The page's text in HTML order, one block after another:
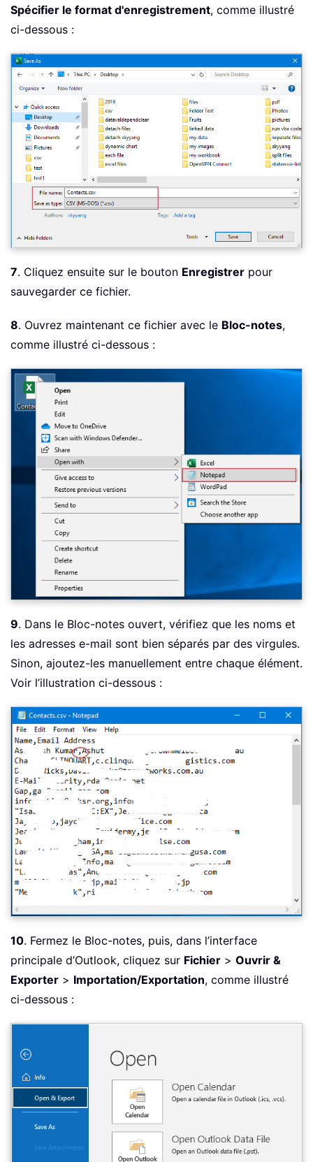
Spécifier le format d'enregistrement, comme illustré
ci-dessous :
7. Cliquez ensuite sur le bouton Enregistrer pour
sauvegarder ce fichier.
8. Ouvrez maintenant ce fichier avec le Bloc-notes,
comme illustré ci-dessous :
9. Dans le Bloc-notes ouvert, vérifiez que les noms et
les adresses e-mail sont bien séparés par des virgules.
Sinon, ajoutez-les manuellement entre chaque élément.
Voir l’illustration ci-dessous :
10. Fermez le Bloc-notes, puis, dans l’interface
principale d’Outlook, cliquez sur Fichier > Ouvrir &
Exporter > Importation/Exportation, comme illustré
ci-dessous :